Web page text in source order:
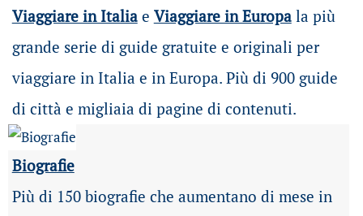
Viaggiare in Italiae Viaggiare in Europala più
grande serie di guide gratuite e originali per
viaggiare in Italia e in Europa. Più di 900 guide
di città e migliaia di pagine di contenuti.
Biografie
Più di 150 biografie che aumentano di mese in